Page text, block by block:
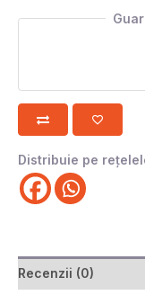
Distribuie pe
Recenzii (0)